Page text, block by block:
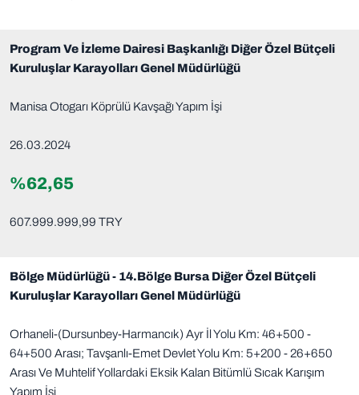
Program Ve İzleme Dairesi Başkanlığı Diğer Özel Bütçeli
Kuruluşlar Karayolları Genel Müdürlüğü
Manisa Otogarı Köprülü Kavşağı Yapım İşi
26.03.2024
%62,65
607.999.999,99 TRY
Bölge Müdürlüğü - 14.Bölge Bursa Diğer Özel Bütçeli
Kuruluşlar Karayolları Genel Müdürlüğü
Orhaneli-(Dursunbey-Harmancık) Ayr İl Yolu Km: 46+500 -
64+500 Arası; Tavşanlı-Emet Devlet Yolu Km: 5+200 - 26+650
Arası Ve Muhtelif Yollardaki Eksik Kalan Bitümlü Sıcak Karışım
Yapım İşi